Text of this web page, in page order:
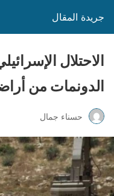
جريدة المقال
الاحتلال
الدونمات من
حسناء جمال